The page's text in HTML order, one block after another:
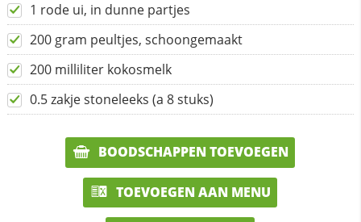
1 rode ui, in dunne partjes
200 gram peultjes, schoongemaakt
200 milliliter kokosmelk
0.5 zakje stoneleeks (a 8 stuks)
BOODSCHAPPEN TOEVOEGEN
TOEVOEGEN AAN MENU